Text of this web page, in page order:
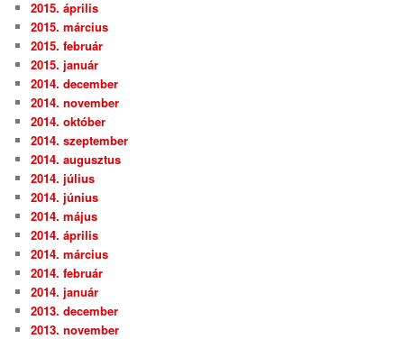
2015. április
2015. március
2015. február
2015. január
2014. december
2014. november
2014. október
2014. szeptember
2014. augusztus
2014. július
2014. június
2014. május
2014. április
2014. március
2014. február
2014. január
2013. december
2013. november